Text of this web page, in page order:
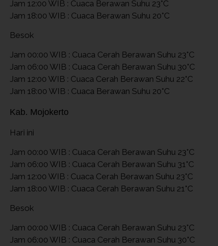
Jam 12:00 WIB : Cuaca Berawan Suhu 23°C
Jam 18:00 WIB : Cuaca Berawan Suhu 20°C
Besok
Jam 00:00 WIB : Cuaca Cerah Berawan Suhu 23°C
Jam 06:00 WIB : Cuaca Cerah Berawan Suhu 30°C
Jam 12:00 WIB : Cuaca Cerah Berawan Suhu 22°C
Jam 18:00 WIB : Cuaca Berawan Suhu 20°C
Kab. Mojokerto
Hari ini
Jam 00:00 WIB : Cuaca Cerah Berawan Suhu 23°C
Jam 06:00 WIB : Cuaca Cerah Berawan Suhu 31°C
Jam 12:00 WIB : Cuaca Cerah Berawan Suhu 23°C
Jam 18:00 WIB : Cuaca Cerah Berawan Suhu 21°C
Besok
Jam 00:00 WIB : Cuaca Cerah Berawan Suhu 23°C
Jam 06:00 WIB : Cuaca Cerah Berawan Suhu 30°C